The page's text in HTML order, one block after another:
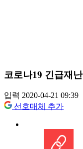
코로나19 긴급재
입력 2020-04-21 09:39
선호매체 추가